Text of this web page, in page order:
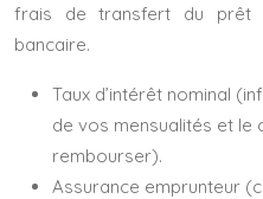
frais de transfert du prêt
bancaire.
Taux d’intérêt nominal
de vos mensualités et le
rembourser).
Assurance emprunteur